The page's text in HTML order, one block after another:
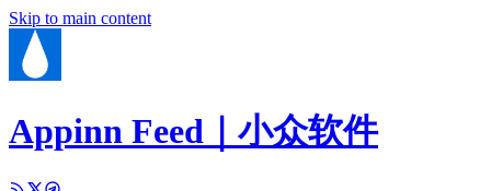
Skip to main content
Appinn Feed｜小众软件